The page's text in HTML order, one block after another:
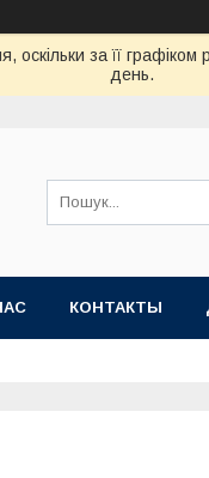
за її
день.
КОНТАКТЫ